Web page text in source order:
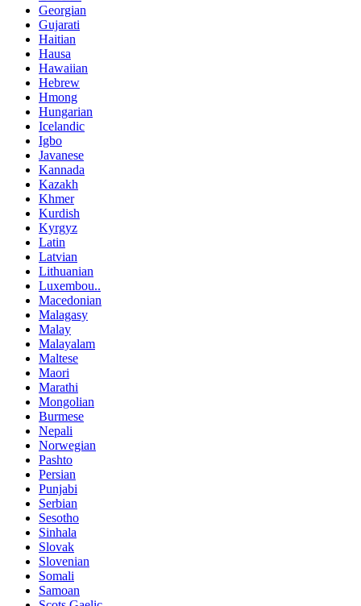
Georgian
Gujarati
Haitian
Hausa
Hawaiian
Hebrew
Hmong
Hungarian
Icelandic
Igbo
Javanese
Kannada
Kazakh
Khmer
Kurdish
Kyrgyz
Latin
Latvian
Lithuanian
Luxembou..
Macedonian
Malagasy
Malay
Malayalam
Maltese
Maori
Marathi
Mongolian
Burmese
Nepali
Norwegian
Pashto
Persian
Punjabi
Serbian
Sesotho
Sinhala
Slovak
Slovenian
Somali
Samoan